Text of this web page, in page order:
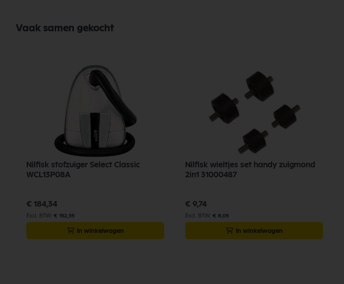
Vaak samen gekocht
Nilfisk stofzuiger Select Classic
WCL13P08A
€ 184,34
€ 152,35
In winkelwagen
Nilfisk wieltjes set handy zuigmond
2in1 31000487
€ 9,74
€ 8,05
In winkelwagen